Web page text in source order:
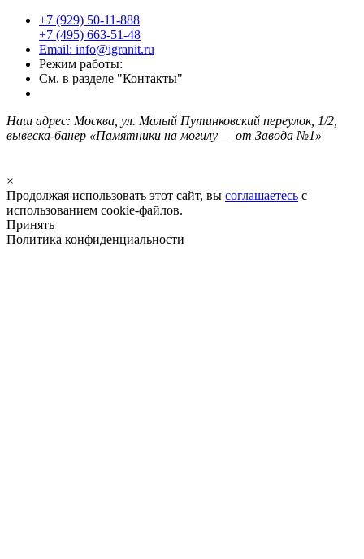
+7 (929) 50-11-888
+7 (495) 663-51-48
Email: info@igranit.ru
Режим работы:
См. в разделе "Контакты"
Наш адрес: Москва, ул. Малый Путинковский переулок, 1/2,
вывеска-банер «Памятники на могилу — от Завода №1»
×
Продолжая использовать этот сайт, вы соглашаетесь с
использованием cookie-файлов.
Принять
Политика конфиденциальности